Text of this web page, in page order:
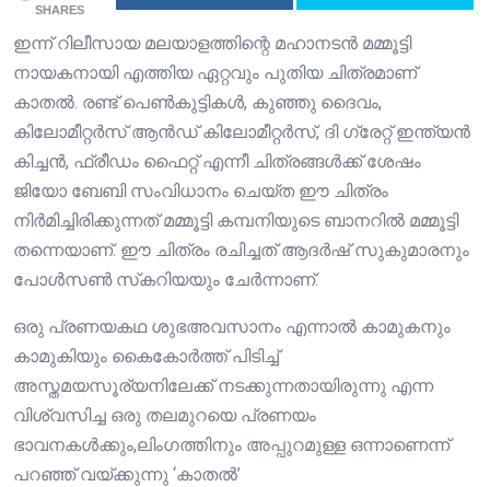
SHARES
ഇന്ന് റിലീസായ മലയാളത്തിന്റെ മഹാനടൻ മമ്മൂട്ടി
നായകനായി എത്തിയ ഏറ്റവും പുതിയ ചിത്രമാണ്
കാതൽ. രണ്ട് പെൺകുട്ടികൾ, കുഞ്ഞു ദൈവം,
കിലോമീറ്റർസ് ആൻഡ് കിലോമീറ്റർസ്, ദി ഗ്രേറ്റ് ഇന്ത്യൻ
കിച്ചൻ, ഫ്രീഡം ഫൈറ്റ് എന്നീ ചിത്രങ്ങൾക്ക് ശേഷം
ജിയോ ബേബി സംവിധാനം ചെയ്‌ത ഈ ചിത്രം
നിർമിച്ചിരിക്കുന്നത് മമ്മൂട്ടി കമ്പനിയുടെ ബാനറിൽ മമ്മൂട്ടി
തന്നെയാണ്. ഈ ചിത്രം രചിച്ചത് ആദർഷ് സുകുമാരനും
പോൾസൺ സ്‌കറിയയും ചേര്‍ന്നാണ്.
ഒരു പ്രണയകഥ ശുഭഅവസാനം എന്നാൽ കാമുകനും
കാമുകിയും കൈകോർത്ത് പിടിച്ച്
അസ്തമയസൂര്യനിലേക്ക് നടക്കുന്നതായിരുന്നു എന്ന
വിശ്വസിച്ച ഒരു തലമുറയെ പ്രണയം
ഭാവനകൾക്കും,ലിംഗത്തിനും അപ്പുറമുള്ള ഒന്നാണെന്ന്
പറഞ്ഞ് വയ്ക്കുന്നു ‘കാതൽ’